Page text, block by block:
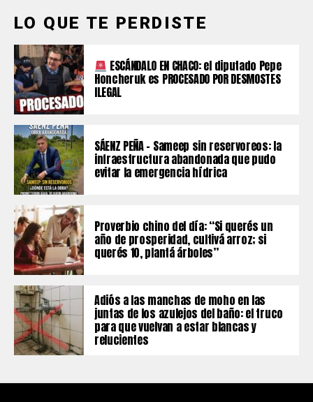
LO QUE TE PERDISTE
ESCÁNDALO EN CHACO: el diputado Pepe
Honcheruk es PROCESADO POR DESMOSTES
ILEGAL
SÁENZ PEÑA – Sameep sin reservoreos: la
infraestructura abandonada que pudo
evitar la emergencia hídrica
Proverbio chino del día: “Si querés un
año de prosperidad, cultivá arroz; si
querés 10, plantá árboles”
Adiós a las manchas de moho en las
juntas de los azulejos del baño: el truco
para que vuelvan a estar blancas y
relucientes